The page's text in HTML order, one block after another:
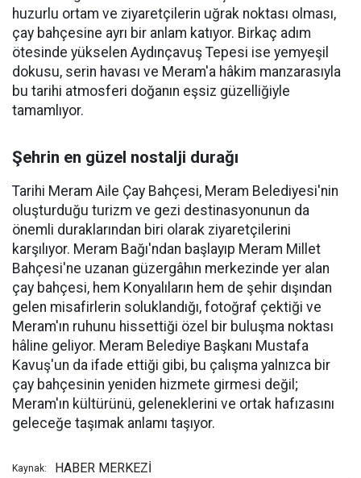
huzurlu ortam ve ziyaretçilerin uğrak noktası olması,
çay bahçesine ayrı bir anlam katıyor. Birkaç adım
ötesinde yükselen Aydınçavuş Tepesi ise yemyeşil
dokusu, serin havası ve Meram'a hâkim manzarasıyla
bu tarihi atmosferi doğanın eşsiz güzelliğiyle
tamamlıyor.
Şehrin en güzel nostalji durağı
Tarihi Meram Aile Çay Bahçesi, Meram Belediyesi'nin
oluşturduğu turizm ve gezi destinasyonunun da
önemli duraklarından biri olarak ziyaretçilerini
karşılıyor. Meram Bağı'ndan başlayıp Meram Millet
Bahçesi'ne uzanan güzergâhın merkezinde yer alan
çay bahçesi, hem Konyalıların hem de şehir dışından
gelen misafirlerin soluklandığı, fotoğraf çektiği ve
Meram'ın ruhunu hissettiği özel bir buluşma noktası
hâline geliyor. Meram Belediye Başkanı Mustafa
Kavuş'un da ifade ettiği gibi, bu çalışma yalnızca bir
çay bahçesinin yeniden hizmete girmesi değil;
Meram'ın kültürünü, geleneklerini ve ortak hafızasını
geleceğe taşımak anlamı taşıyor.
Kaynak: HABER MERKEZİ